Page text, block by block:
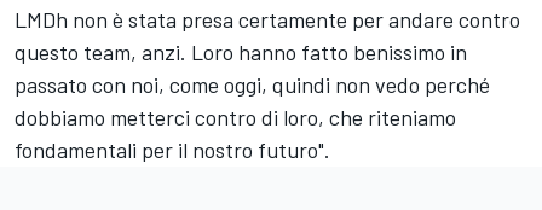
LMDh non è stata presa certamente per andare contro
questo team, anzi. Loro hanno fatto benissimo in
passato con noi, come oggi, quindi non vedo perché
dobbiamo metterci contro di loro, che riteniamo
fondamentali per il nostro futuro".